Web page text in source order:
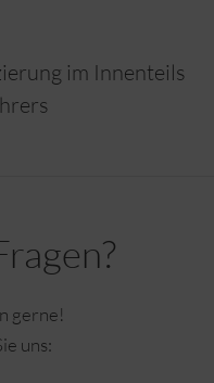
im Innenteils
gerne!
uns: